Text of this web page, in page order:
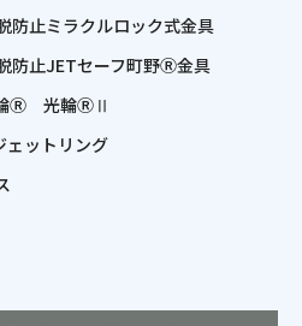
防止ミラクルロック式金具
防止JETセーフ町野Ⓡ金具
輪Ⓡ 光輪ⓇⅡ
ットリング